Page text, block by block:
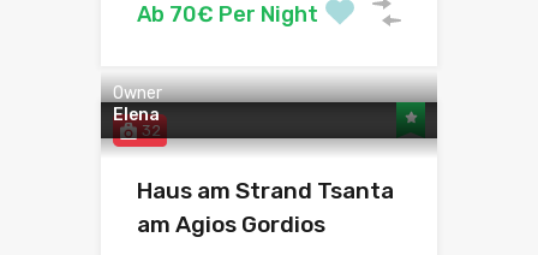
Ab 70€ Per Night
32
Owner
Elena
Haus am Strand Tsanta
am Agios Gordios